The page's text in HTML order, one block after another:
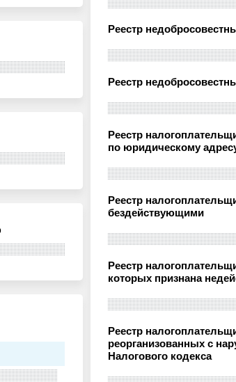
Реестр
Реестр
Реестр
по юридическому
Реестр
бездействующими
Реестр
которых признана
Реестр
реорганизованных с
Налогового кодекса